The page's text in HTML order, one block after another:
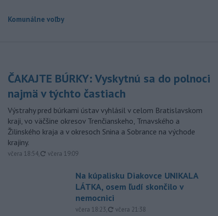
Komunálne voľby
ČAKAJTE BÚRKY: Vyskytnú sa do polnoci
najmä v týchto častiach
Výstrahy pred búrkami ústav vyhlásil v celom Bratislavskom
kraji, vo väčšine okresov Trenčianskeho, Trnavského a
Žilinského kraja a v okresoch Snina a Sobrance na východe
krajiny.
včera 18:54, aktualizované
včera 19:09
Na kúpalisku Diakovce UNIKALA
LÁTKA, osem ľudí skončilo v
nemocnici
včera 18:23, aktualizované
včera 21:38